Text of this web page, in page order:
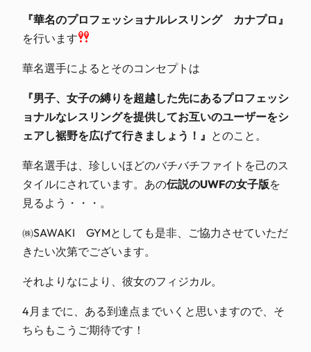
『華名のプロフェッショナルレスリング カナプロ』
を行います
華名選手によるとそのコンセプトは
『男子、女子の縛りを超越した先にあるプロフェッシ
ョナルなレスリングを提供してお互いのユーザーをシ
ェアし裾野を広げて行きましょう！』 とのこと。
華名選手は、珍しいほどのバチバチファイトを己のス
タイルにされています。あの伝説のUWFの女子版を
見るよう・・・。
㈱SAWAKI GYMとしても是非、ご協力させていただ
きたい次第でございます。
それよりなにより、彼女のフィジカル。
4月までに、ある到達点までいくと思いますので、そ
ちらもこうご期待です！